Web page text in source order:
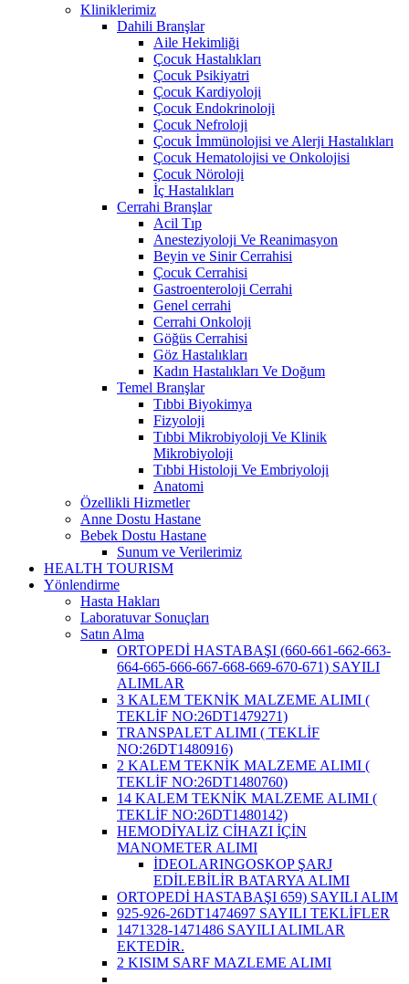
Kliniklerimiz
Dahili Branşlar
Aile Hekimliği
Çocuk Hastalıkları
Çocuk Psikiyatri
Çocuk Kardiyoloji
Çocuk Endokrinoloji
Çocuk Nefroloji
Çocuk İmmünolojisi ve Alerji Hastalıkları
Çocuk Hematolojisi ve Onkolojisi
Çocuk Nöroloji
İç Hastalıkları
Cerrahi Branşlar
Acil Tıp
Anesteziyoloji Ve Reanimasyon
Beyin ve Sinir Cerrahisi
Çocuk Cerrahisi
Gastroenteroloji Cerrahi
Genel cerrahi
Cerrahi Onkoloji
Göğüs Cerrahisi
Göz Hastalıkları
Kadın Hastalıkları Ve Doğum
Temel Branşlar
Tıbbi Biyokimya
Fizyoloji
Tıbbi Mikrobiyoloji Ve Klinik
Mikrobiyoloji
Tıbbi Histoloji Ve Embriyoloji
Anatomi
Özellikli Hizmetler
Anne Dostu Hastane
Bebek Dostu Hastane
Sunum ve Verilerimiz
HEALTH TOURISM
Yönlendirme
Hasta Hakları
Laboratuvar Sonuçları
Satın Alma
ORTOPEDİ HASTABAŞI (660-661-662-663-
664-665-666-667-668-669-670-671) SAYILI
ALIMLAR
3 KALEM TEKNİK MALZEME ALIMI (
TEKLİF NO:26DT1479271)
TRANSPALET ALIMI ( TEKLİF
NO:26DT1480916)
2 KALEM TEKNİK MALZEME ALIMI (
TEKLİF NO:26DT1480760)
14 KALEM TEKNİK MALZEME ALIMI (
TEKLİF NO:26DT1480142)
HEMODİYALİZ CİHAZI İÇİN
MANOMETER ALIMI
İDEOLARINGOSKOP ŞARJ
EDİLEBİLİR BATARYA ALIMI
ORTOPEDİ HASTABAŞI 659) SAYILI ALIM
925-926-26DT1474697 SAYILI TEKLİFLER
1471328-1471486 SAYILI ALIMLAR
EKTEDİR.
2 KISIM SARF MAZLEME ALIMI